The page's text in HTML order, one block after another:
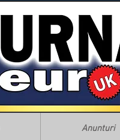
Anunturi